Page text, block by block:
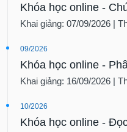
Khóa học online -
Khai giảng: 07/09/2026 |
09/2026
Khóa học online -
Khai giảng: 16/09/2026 |
10/2026
Khóa học online -